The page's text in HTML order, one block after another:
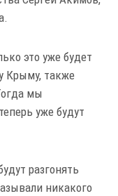
это уже будет
Крыму, также
мы
уже будут
разгонять
никакого